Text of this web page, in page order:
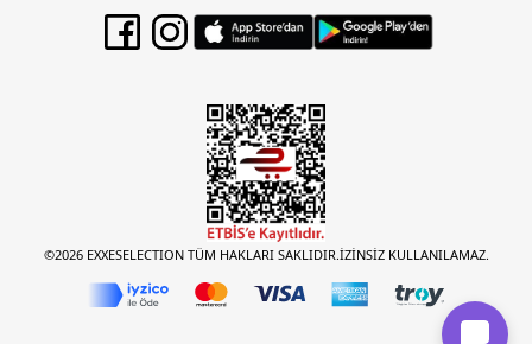
©2026 EXXESELECTION TÜM HAKLARI SAKLIDIR.İZİNSİZ KULLANILAMAZ.